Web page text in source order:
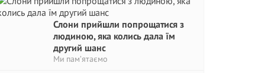
Слони прийшли попрощатися з
людиною, яка колись дала їм
другий шанс
Ми пам’ятаємо